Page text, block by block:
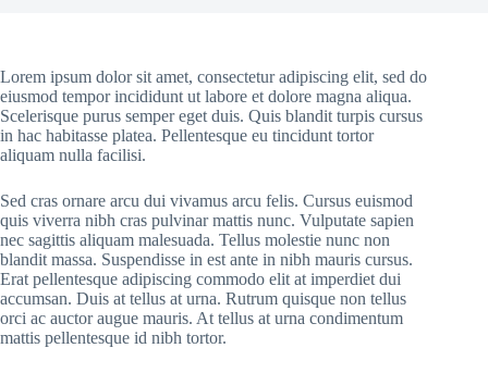
Lorem ipsum dolor sit amet, consectetur adipiscing elit, sed do
eiusmod tempor incididunt ut labore et dolore magna aliqua.
Scelerisque purus semper eget duis. Quis blandit turpis cursus
in hac habitasse platea. Pellentesque eu tincidunt tortor
aliquam nulla facilisi.
Sed cras ornare arcu dui vivamus arcu felis. Cursus euismod
quis viverra nibh cras pulvinar mattis nunc. Vulputate sapien
nec sagittis aliquam malesuada. Tellus molestie nunc non
blandit massa. Suspendisse in est ante in nibh mauris cursus.
Erat pellentesque adipiscing commodo elit at imperdiet dui
accumsan. Duis at tellus at urna. Rutrum quisque non tellus
orci ac auctor augue mauris. At tellus at urna condimentum
mattis pellentesque id nibh tortor.